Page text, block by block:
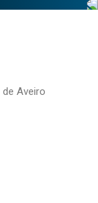
Aveiro